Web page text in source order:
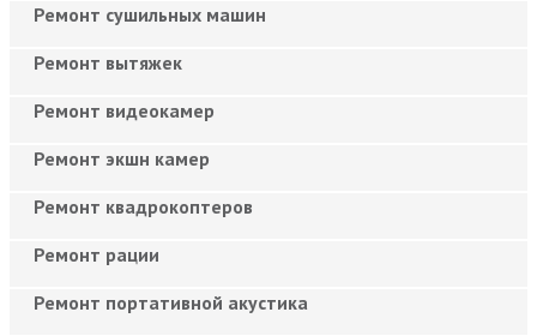
Ремонт сушильных машин
Ремонт вытяжек
Ремонт видеокамер
Ремонт экшн камер
Ремонт квадрокоптеров
Ремонт рации
Ремонт портативной акустика